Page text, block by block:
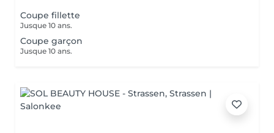
Coupe fillette
Jusque 10 ans.
Coupe garçon
Jusque 10 ans.